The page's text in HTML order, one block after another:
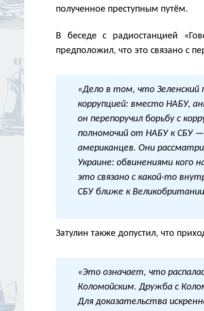
полученное преступным путём.
В беседе с радиостанцией
предположил, что это связано с
«Дело в том, что Зеленский
коррупцией: вместо НАБУ,
он перепоручил борьбу с
полномочий от НАБУ к СБУ —
американцев. Они
Украине: обвинениями кого
это связано с какой-то
СБУ ближе к
Затулин также допустил, что
«Это означает, что
Коломойским. Дружба с
Для доказательства